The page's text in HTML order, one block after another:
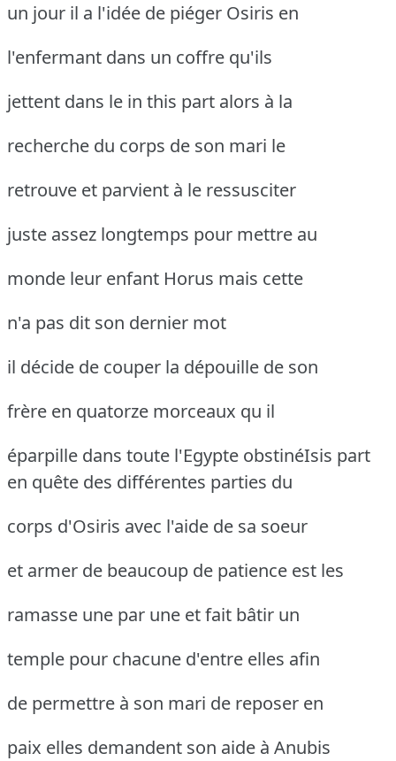
un jour il a l'idée de piéger Osiris en
l'enfermant dans un coffre qu'ils
jettent dans le in this part alors à la
recherche du corps de son mari le
retrouve et parvient à le ressusciter
juste assez longtemps pour mettre au
monde leur enfant Horus mais cette
n'a pas dit son dernier mot
il décide de couper la dépouille de son
frère en quatorze morceaux qu il
éparpille dans toute l'Egypte obstinéIsis part
en quête des différentes parties du
corps d'Osiris avec l'aide de sa soeur
et armer de beaucoup de patience est les
ramasse une par une et fait bâtir un
temple pour chacune d'entre elles afin
de permettre à son mari de reposer en
paix elles demandent son aide à Anubis